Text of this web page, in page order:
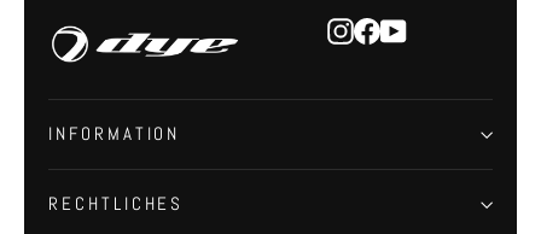
Instagram
Facebook
YouTube
INFORMATION
RECHTLICHES